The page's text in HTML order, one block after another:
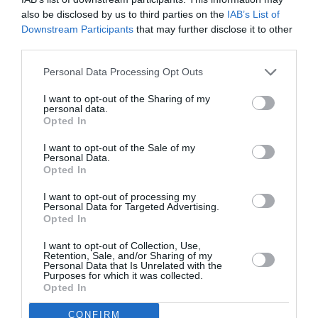
also be disclosed by us to third parties on the IAB’s List of
Downstream Participants that may further disclose it to other
Personal Data Processing Opt Outs
I want to opt-out of the Sharing of my
personal data.
Opted In
I want to opt-out of the Sale of my
Personal Data.
Opted In
I want to opt-out of processing my
Personal Data for Targeted Advertising.
Opted In
I want to opt-out of Collection, Use,
Retention, Sale, and/or Sharing of my
Personal Data that Is Unrelated with the
Purposes for which it was collected.
Opted In
CONFIRM
το θεατρικό
βραβείο «Μελίνα
Μερκούρη»
ΘΕΑΤΡΟ - ΧΟΡΟΣ / ΝΕΑ
Η απαγωγή της
Τασούλας, για
δεύτερη χρονιά
στο θέατρο
Σταθμός
Η απαγωγή της
Τασούλας: Μια
ποιητική